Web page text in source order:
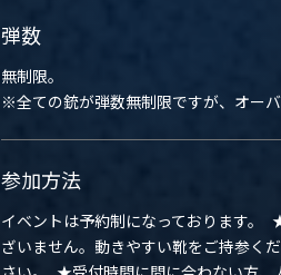
弾数
無制限。
※全ての銃が弾数無制限ですが、オー
参加方法
イベントは予約制になっております
ざいません。動きやすい靴をご持参く